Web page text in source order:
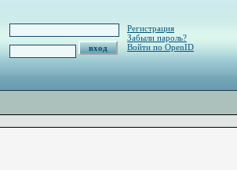
Регистрация
Забыли пароль?
Войти по OpenID